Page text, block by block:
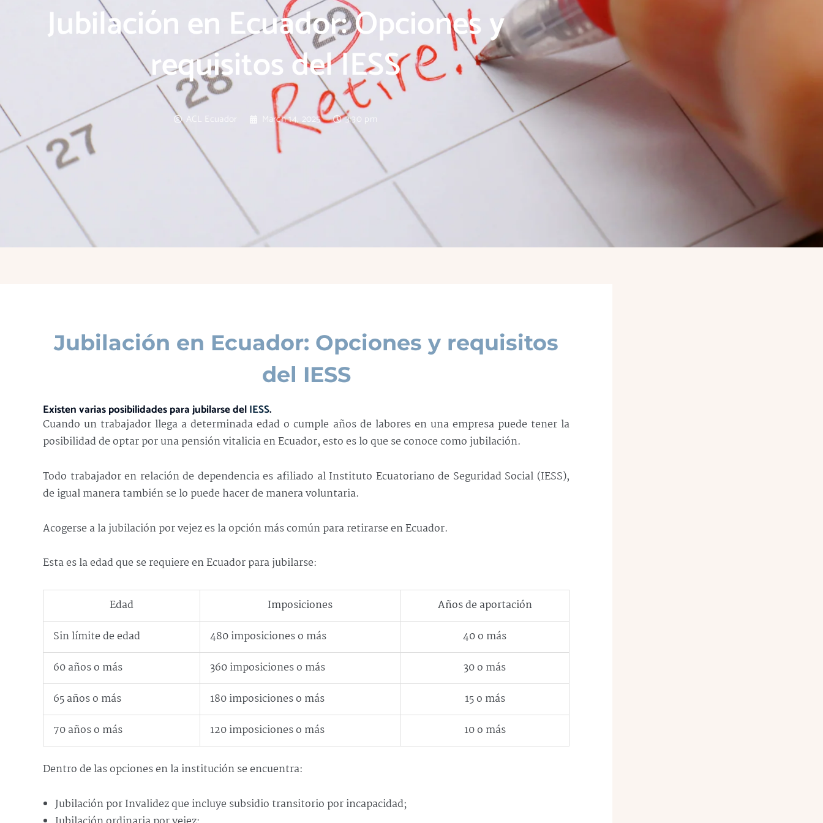
Jubilación en Ecuador: Opciones y
requisitos del IESS
ACL Ecuador March 14, 2025 3:30 pm
Jubilación en Ecuador: Opciones y requisitos
del IESS
Existen varias posibilidades para jubilarse delIESS.
Cuando un trabajador llega a determinada edad o cumple años de labores en una empresa puede tener la
posibilidad de optar por una pensión vitalicia en Ecuador, esto es lo que se conoce como jubilación.
Todo trabajador en relación de dependencia es afiliado al Instituto Ecuatoriano de Seguridad Social (IESS),
de igual manera también se lo puede hacer de manera voluntaria.
Acogerse a la jubilación por vejez es la opción más común para retirarse en Ecuador.
Esta es la edad que se requiere en Ecuador para jubilarse:
Edad Imposiciones
Años de aportación
Sin límite de edad
480 imposiciones o más
40 o más
60 años o más
360 imposiciones o más
30 o más
65 años o más
180 imposiciones o más
15 o más
70 años o más
120 imposiciones o más 10 o más
Dentro de las opciones en la institución se encuentra:
Jubilación por Invalidez que incluye subsidio transitorio por incapacidad;